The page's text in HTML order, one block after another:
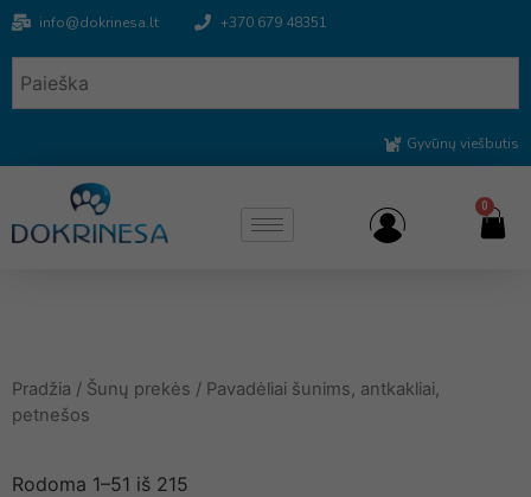
info@dokrinesa.lt +370 679 48351
Gyvūnų viešbutis
0
Pradžia / Šunų prekės / Pavadėliai šunims, antkakliai,
petnešos
Rodoma 1–51 iš 215